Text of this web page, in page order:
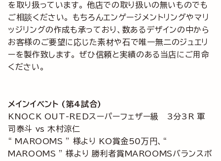
を取り扱っています。 他店での取り扱いの無いものでも
ご相談ください。 もちろんエンゲージメントリングやマリ
ッジリングの作成も承っており、数あるデザインの中から
お客様のご要望に応じた素材や石で唯一無二のジュエリ
ーを製作致します。 ぜひ信頼と実績のある当店にご用命
ください。
メインイベント (第4試合)
KNOCK OUT-REDスーパーフェザー級 3分3R 軍
司泰斗 vs 木村涼仁
“ MAROOMS ” 様より KO賞金50万円、“
MAROOMS ” 様より 勝利者賞MAROOMSバランスボ